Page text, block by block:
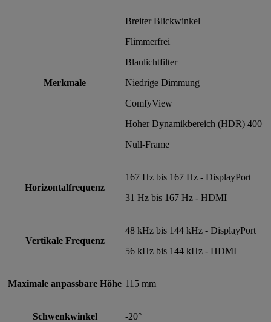
Merkmale
Breiter Blickwinkel
Flimmerfrei
Blaulichtfilter
Niedrige Dimmung
ComfyView
Hoher Dynamikbereich (HDR) 400
Null-Frame
Horizontalfrequenz
167 Hz bis 167 Hz - DisplayPort
31 Hz bis 167 Hz - HDMI
Vertikale Frequenz
48 kHz bis 144 kHz - DisplayPort
56 kHz bis 144 kHz - HDMI
Maximale anpassbare Höhe 115 mm
Schwenkwinkel -20°